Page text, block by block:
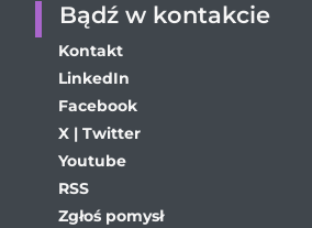
Bądź w kontakcie
Kontakt
LinkedIn
Facebook
X | Twitter
Youtube
RSS
Zgłoś pomysł